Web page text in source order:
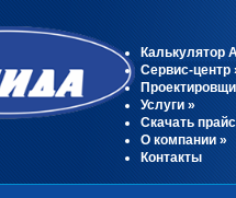
Калькулятор
Сервис-центр
Услуги»
Скачать прайс
О компании»
Контакты